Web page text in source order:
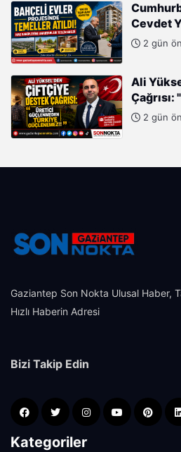
Cevdet
2 gün
Ali
Türkiye
2 gün
Gaziantep Son Nokta Ulusal Haber,
Hızlı Haberin Adresi
Bizi Takip Edin
Kategoriler